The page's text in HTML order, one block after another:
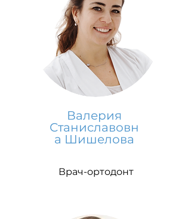
Валерия
Станиславовн
а Шишелова
Врач-ортодонт